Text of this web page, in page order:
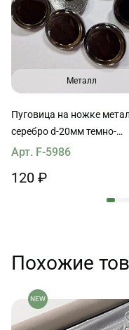
Металл
Пуговица на ножке
серебро d-20мм темно-
коричневая с бежевым
Арт. F-5986
120 ₽
Похожие
NEW